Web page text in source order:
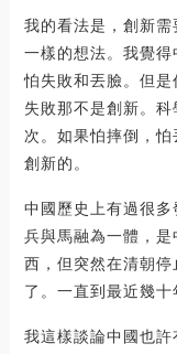
我的看法是，創新
一樣的想法。我覺得
怕失敗和丟臉。但
失敗那不是創新。
次。如果怕摔倒，
創新的。
中國歷史上有過很
兵與馬融為一體，
西，但突然在清朝
了。一直到最近幾十
我這樣談論中國也